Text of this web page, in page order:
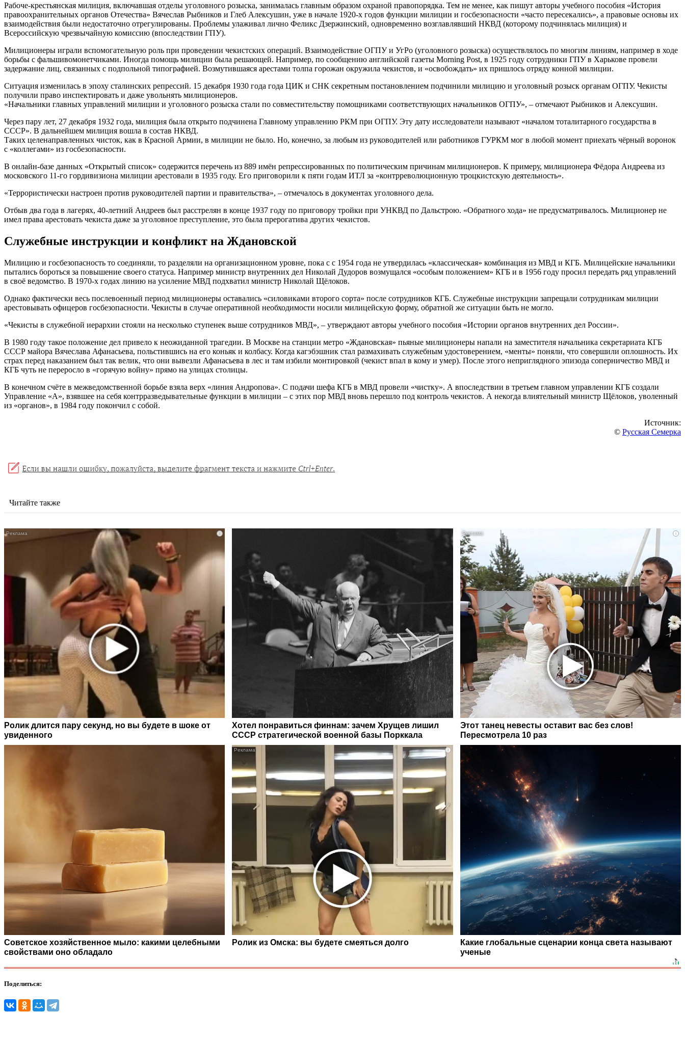
Рабоче-крестьянская милиция, включавшая отделы уголовного розыска, занималась главным образом охраной правопорядка. Тем не менее, как пишут авторы учебного пособия «История
правоохранительных органов Отечества» Вячеслав Рыбников и Глеб Алексушин, уже в начале 1920-х годов функции милиции и госбезопасности «часто пересекались», а правовые основы их
взаимодействия были недостаточно отрегулированы. Проблемы улаживал лично Феликс Дзержинский, одновременно возглавлявший НКВД (которому подчинялась милиция) и
Всероссийскую чрезвычайную комиссию (впоследствии ГПУ).
Милиционеры играли вспомогательную роль при проведении чекистских операций. Взаимодействие ОГПУ и УгРо (уголовного розыска) осуществлялось по многим линиям, например в ходе
борьбы с фальшивомонетчиками. Иногда помощь милиции была решающей. Например, по сообщению английской газеты Morning Post, в 1925 году сотрудники ГПУ в Харькове провели
задержание лиц, связанных с подпольной типографией. Возмутившаяся арестами толпа горожан окружила чекистов, и «освобождать» их пришлось отряду конной милиции.
Ситуация изменилась в эпоху сталинских репрессий. 15 декабря 1930 года года ЦИК и СНК секретным постановлением подчинили милицию и уголовный розыск органам ОГПУ. Чекисты
получили право инспектировать и даже увольнять милиционеров.
«Начальники главных управлений милиции и уголовного розыска стали по совместительству помощниками соответствующих начальников ОГПУ», – отмечают Рыбников и Алексушин.
Через пару лет, 27 декабря 1932 года, милиция была открыто подчинена Главному управлению РКМ при ОГПУ. Эту дату исследователи называют «началом тоталитарного государства в
СССР». В дальнейшем милиция вошла в состав НКВД.
Таких целенаправленных чисток, как в Красной Армии, в милиции не было. Но, конечно, за любым из руководителей или работников ГУРКМ мог в любой момент приехать чёрный воронок
с «коллегами» из госбезопасности.
В онлайн-базе данных «Открытый список» содержится перечень из 889 имён репрессированных по политическим причинам милиционеров. К примеру, милиционера Фёдора Андреева из
московского 11-го гордивизиона милиции арестовали в 1935 году. Его приговорили к пяти годам ИТЛ за «контрреволюционную троцкистскую деятельность».
«Террористически настроен против руководителей партии и правительства», – отмечалось в документах уголовного дела.
Отбыв два года в лагерях, 40-летний Андреев был расстрелян в конце 1937 году по приговору тройки при УНКВД по Дальстрою. «Обратного хода» не предусматривалось. Милиционер не
имел права арестовать чекиста даже за уголовное преступление, это была прерогатива других чекистов.
Служебные инструкции и конфликт на Ждановской
Милицию и госбезопасность то соединяли, то разделяли на организационном уровне, пока с с 1954 года не утвердилась «классическая» комбинация из МВД и КГБ. Милицейские начальники
пытались бороться за повышение своего статуса. Например министр внутренних дел Николай Дудоров возмущался «особым положением» КГБ и в 1956 году просил передать ряд управлений
в своё ведомство. В 1970-х годах линию на усиление МВД подхватил министр Николай Щёлоков.
Однако фактически весь послевоенный период милиционеры оставались «силовиками второго сорта» после сотрудников КГБ. Служебные инструкции запрещали сотрудникам милиции
арестовывать офицеров госбезопасности. Чекисты в случае оперативной необходимости носили милицейскую форму, обратной же ситуации быть не могло.
«Чекисты в служебной иерархии стояли на несколько ступенек выше сотрудников МВД», – утверждают авторы учебного пособия «Истории органов внутренних дел России».
В 1980 году такое положение дел привело к неожиданной трагедии. В Москве на станции метро «Ждановская» пьяные милиционеры напали на заместителя начальника секретариата КГБ
СССР майора Вячеслава Афанасьева, польстившись на его коньяк и колбасу. Когда кагэбэшник стал размахивать служебным удостоверением, «менты» поняли, что совершили оплошность. Их
страх перед наказанием был так велик, что они вывезли Афанасьева в лес и там избили монтировкой (чекист впал в кому и умер). После этого неприглядного эпизода соперничество МВД и
КГБ чуть не переросло в «горячую войну» прямо на улицах столицы.
В конечном счёте в межведомственной борьбе взяла верх «линия Андропова». С подачи шефа КГБ в МВД провели «чистку». А впоследствии в третьем главном управлении КГБ создали
Управление «А», взявшее на себя контрразведывательные функции в милиции – с этих пор МВД вновь перешло под контроль чекистов. А некогда влиятельный министр Щёлоков, уволенный
из «органов», в 1984 году покончил с собой.
Источник:
© Русская Семерка
Читайте также
i
Ролик длится пару секунд, но вы будете в шоке от
увиденного
Хотел понравиться финнам: зачем Хрущев лишил
СССР стратегической военной базы Порккала
i
Этот танец невесты оставит вас без слов!
Пересмотрела 10 раз
Советское хозяйственное мыло: какими целебными
свойствами оно обладало
i
Ролик из Омска: вы будете смеяться долго
Какие глобальные сценарии конца света называют
ученые
Поделиться: